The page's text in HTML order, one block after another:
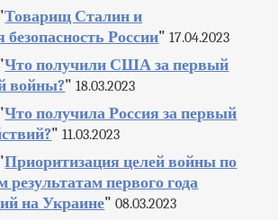
Товарищ Сталин и
безопасность России" 17.04.2023
Что получили США за первый
войны?" 18.03.2023
Что получила Россия за первый
" 11.03.2023
Приоритизация целей войны по
результатам первого года
на Украине" 08.03.2023